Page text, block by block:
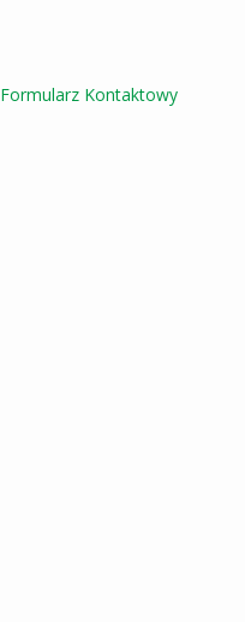
Formularz Kontaktowy